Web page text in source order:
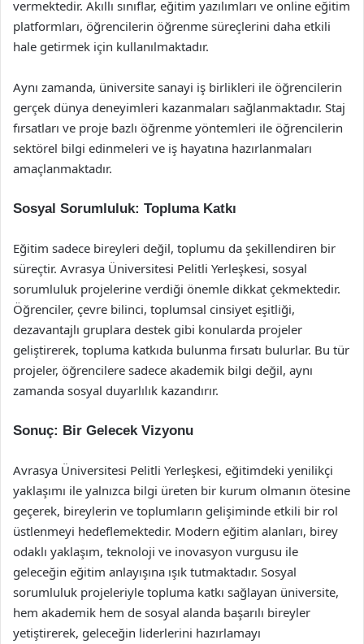
vermektedir. Akıllı sınıflar, eğitim yazılımları ve online eğitim
platformları, öğrencilerin öğrenme süreçlerini daha etkili
hale getirmek için kullanılmaktadır.
Aynı zamanda, üniversite sanayi iş birlikleri ile öğrencilerin
gerçek dünya deneyimleri kazanmaları sağlanmaktadır. Staj
fırsatları ve proje bazlı öğrenme yöntemleri ile öğrencilerin
sektörel bilgi edinmeleri ve iş hayatına hazırlanmaları
amaçlanmaktadır.
Sosyal Sorumluluk: Topluma Katkı
Eğitim sadece bireyleri değil, toplumu da şekillendiren bir
süreçtir. Avrasya Üniversitesi Pelitli Yerleşkesi, sosyal
sorumluluk projelerine verdiği önemle dikkat çekmektedir.
Öğrenciler, çevre bilinci, toplumsal cinsiyet eşitliği,
dezavantajlı gruplara destek gibi konularda projeler
geliştirerek, topluma katkıda bulunma fırsatı bulurlar. Bu tür
projeler, öğrencilere sadece akademik bilgi değil, aynı
zamanda sosyal duyarlılık kazandırır.
Sonuç: Bir Gelecek Vizyonu
Avrasya Üniversitesi Pelitli Yerleşkesi, eğitimdeki yenilikçi
yaklaşımı ile yalnızca bilgi üreten bir kurum olmanın ötesine
geçerek, bireylerin ve toplumların gelişiminde etkili bir rol
üstlenmeyi hedeflemektedir. Modern eğitim alanları, birey
odaklı yaklaşım, teknoloji ve inovasyon vurgusu ile
geleceğin eğitim anlayışına ışık tutmaktadır. Sosyal
sorumluluk projeleriyle topluma katkı sağlayan üniversite,
hem akademik hem de sosyal alanda başarılı bireyler
yetiştirerek, geleceğin liderlerini hazırlamayı